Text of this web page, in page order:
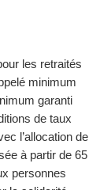
les retraités
minimum
garanti
de taux
l’allocation de
à partir de 65
personnes